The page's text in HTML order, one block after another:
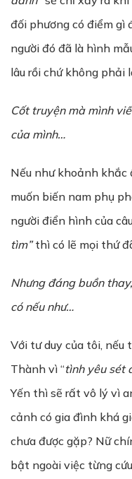
đối phương có điểm gì
người đó đã là hình
lâu rồi chứ không phải
Cốt truyện màmình viế
của mình…
Nếu như khoảnh khắc
muốn biến nam phụ
người điển hình của
tìm”thì có lẽ mọi thứ
Nhưng đáng buồn
có nếu như…
Với tư duy của tôi,
Thành vì “tình yêu sét
Yến thì sẽ rất vô lý vì
cảnh có gia đình khá
chưa được gặp? Nữ
bật ngoài việc từng